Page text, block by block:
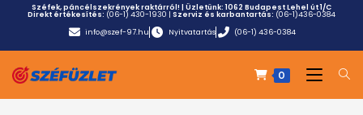
Széfek, páncélszekrények raktárról! | Üzletünk:1062 Budapest Lehel út 1/C
Direkt értékesítés: (06-1) 430-1930 | Szerviz és karbantartás: (06-1)436-0384
info@szef-97.hu
Nyitvatartás (06-1) 436-0384
0